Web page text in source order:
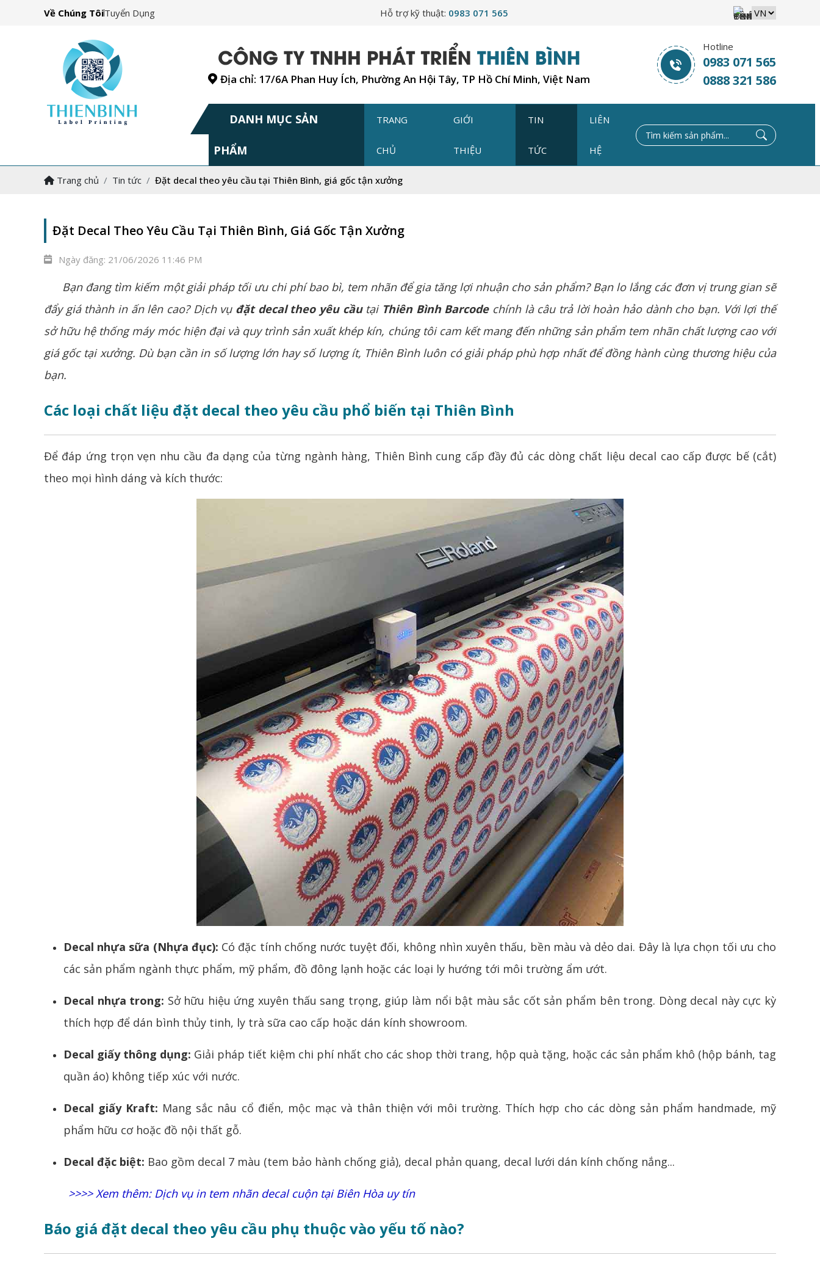
Về Chúng TôiTuyển Dụng Hỗ trợ kỹ thuật: 0983 071 565
Địa chỉ: 17/6A Phan Huy Ích, Phường An Hội Tây, TP Hồ Chí Minh, Việt Nam
Hotline
0983 071 565
0888 321 586
DANH MỤC SẢN
PHẨM
TRANG
CHỦ
GIỚI
THIỆU
TIN
TỨC
LIÊN
HỆ
Trang chủ Tin tức Đặt decal theo yêu cầu tại Thiên Bình, giá gốc tận xưởng
Đặt Decal Theo Yêu Cầu Tại Thiên Bình, Giá Gốc Tận Xưởng
Ngày đăng: 21/06/2026 11:46 PM
Bạn đang tìm kiếm một giải pháp tối ưu chi phí bao bì, tem nhãn để gia tăng lợi nhuận cho sản phẩm? Bạn lo lắng các đơn vị trung gian sẽ
đẩy giá thành in ấn lên cao? Dịch vụ đặt decal theo yêu cầutại Thiên Bình Barcodechính là câu trả lời hoàn hảo dành cho bạn. Với lợi thế
sở hữu hệ thống máy móc hiện đại và quy trình sản xuất khép kín, chúng tôi cam kết mang đến những sản phẩm tem nhãn chất lượng cao với
giá gốc tại xưởng. Dù bạn cần insố lượng lớn hay số lượng ít, Thiên Bình luôn có giải pháp phù hợp nhất để đồng hành cùng thương hiệu của
bạn.
Các loại chất liệu đặt decal theo yêu cầu phổ biến tại Thiên Bình
Để đáp ứng trọn vẹn nhu cầu đa dạng của từng ngành hàng, Thiên Bình cung cấp đầy đủ các dòng chất liệu decal cao cấp được bế (cắt)
theo mọi hình dáng và kích thước:
Decal nhựa sữa (Nhựa đục): Có đặc tính chống nước tuyệt đối, không nhìn xuyên thấu, bền màu và dẻo dai. Đây là lựa chọn tối ưu cho
các sản phẩm ngành thực phẩm, mỹ phẩm, đồ đông lạnh hoặc các loại ly hướng tới môi trường ẩm ướt.
Decal nhựa trong: Sở hữu hiệu ứng xuyên thấu sang trọng, giúp làm nổi bật màu sắc cốt sản phẩm bên trong. Dòng decal này cực kỳ
thích hợp để dán bình thủy tinh, ly trà sữa cao cấp hoặc dán kính showroom.
Decal giấy thông dụng: Giải pháp tiết kiệm chi phí nhất cho các shop thời trang, hộp quà tặng, hoặc các sản phẩm khô (hộp bánh, tag
quần áo) không tiếp xúc với nước.
Decal giấy Kraft: Mang sắc nâu cổ điển, mộc mạc và thân thiện với môi trường. Thích hợp cho các dòng sản phẩm handmade, mỹ
phẩm hữu cơ hoặc đồ nội thất gỗ.
Decal đặc biệt: Bao gồm decal 7 màu (tem bảo hành chống giả), decal phản quang, decal lưới dán kính chống nắng...
>>>> Xem thêm: Dịch vụ in tem nhãn decal cuộn tại Biên Hòa uy tín
Báo giá đặt decal theo yêu cầu phụ thuộc vào yếu tố nào?